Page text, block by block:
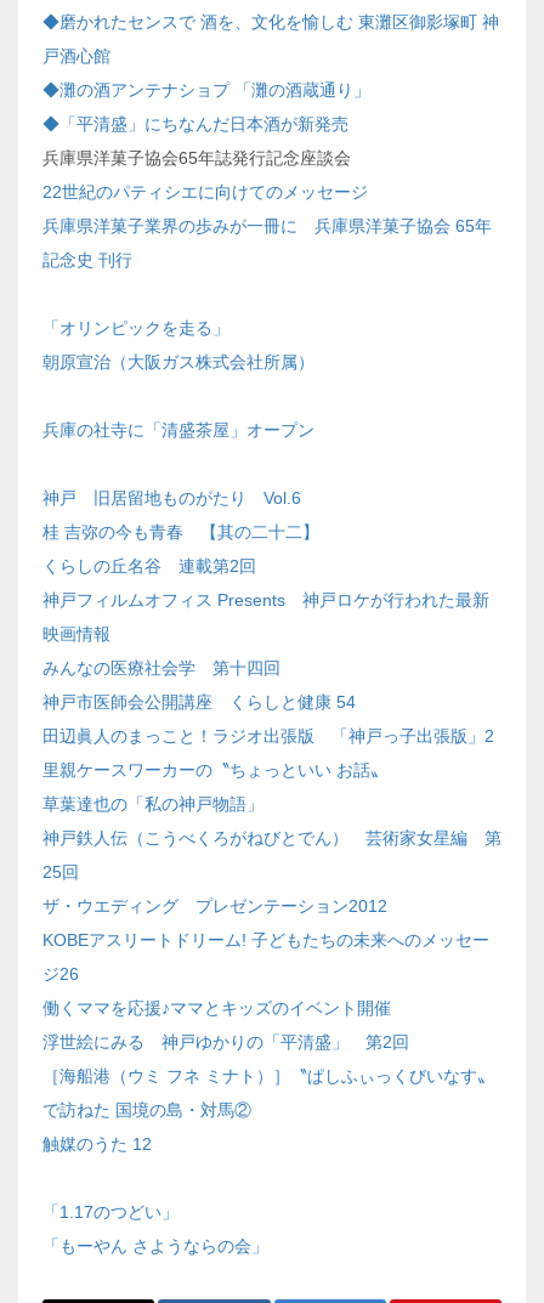
◆磨かれたセンスで 酒を、文化を愉しむ 東灘区御影塚町 神
戸酒心館
◆灘の酒アンテナショプ 「灘の酒蔵通り」
◆「平清盛」にちなんだ日本酒が新発売
兵庫県洋菓子協会65年誌発行記念座談会
22世紀のパティシエに向けてのメッセージ
兵庫県洋菓子業界の歩みが一冊に 兵庫県洋菓子協会 65年
記念史 刊行
「オリンピックを走る」
朝原宣治（大阪ガス株式会社所属）
兵庫の社寺に「清盛茶屋」オープン
神戸 旧居留地ものがたり Vol.6
桂 吉弥の今も青春 【其の二十二】
くらしの丘名谷 連載第2回
神戸フィルムオフィス Presents 神戸ロケが行われた最新
映画情報
みんなの医療社会学 第十四回
神戸市医師会公開講座 くらしと健康 54
田辺眞人のまっこと！ラジオ出張版 「神戸っ子出張版」2
里親ケースワーカーの〝ちょっといい お話〟
草葉達也の「私の神戸物語」
神戸鉄人伝（こうべくろがねびとでん） 芸術家女星編 第
25回
ザ・ウエディング プレゼンテーション2012
KOBEアスリートドリーム! 子どもたちの未来へのメッセー
ジ26
働くママを応援♪ママとキッズのイベント開催
浮世絵にみる 神戸ゆかりの「平清盛」 第2回
［海船港（ウミ フネ ミナト）］〝ぱしふぃっくびいなす〟
で訪ねた 国境の島・対馬②
触媒のうた 12
「1.17のつどい」
「もーやん さようならの会」